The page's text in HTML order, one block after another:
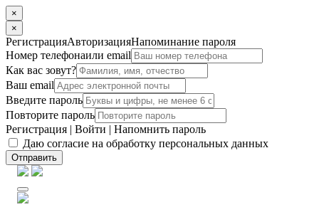
×
×
РегистрацияАвторизацияНапоминание пароля
Номер телефонаили email
Как вас зовут?
Ваш email
Введите пароль
Повторите пароль
Регистрация | Войти | Напомнить пароль
Даю согласие на обработку персональных данных
Отправить